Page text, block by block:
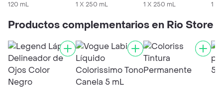
120 mL
1 X 250 mL
Care
1 X 250 mL
1 x
Productos complementarios en Rio Store